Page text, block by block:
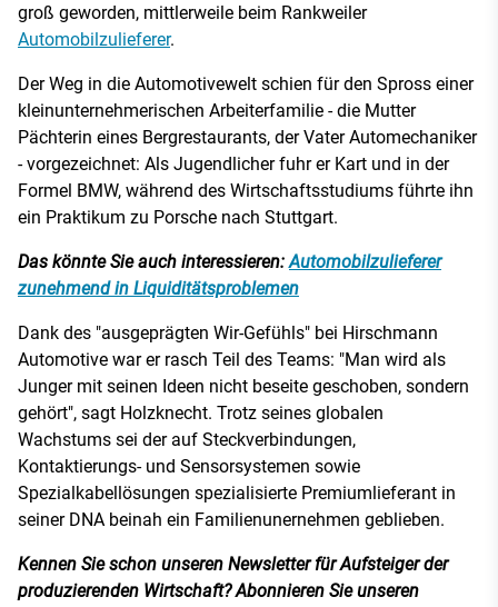
groß geworden, mittlerweile beim Rankweiler
Automobilzulieferer.
Der Weg in die Automotivewelt schien für den Spross einer
kleinunternehmerischen Arbeiterfamilie - die Mutter
Pächterin eines Bergrestaurants, der Vater Automechaniker
- vorgezeichnet: Als Jugendlicher fuhr er Kart und in der
Formel BMW, während des Wirtschaftsstudiums führte ihn
ein Praktikum zu Porsche nach Stuttgart.
Das könnte Sie auch interessieren:Automobilzulieferer
zunehmend in Liquiditätsproblemen
Dank des "ausgeprägten Wir-Gefühls" bei Hirschmann
Automotive war er rasch Teil des Teams: "Man wird als
Junger mit seinen Ideen nicht beseite geschoben, sondern
gehört", sagt Holzknecht. Trotz seines globalen
Wachstums sei der auf Steckverbindungen,
Kontaktierungs- und Sensorsystemen sowie
Spezialkabellösungen spezialisierte Premiumlieferant in
seiner DNA beinah ein Familienunernehmen geblieben.
Kennen Sie schon unseren Newsletter für Aufsteiger der
produzierenden Wirtschaft? Abonnieren Sie unseren